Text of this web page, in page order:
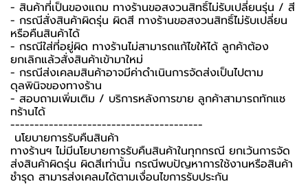
- สินค้าที่เป็นของแถม ทางร้านขอสงวนสิทธิ์ไม่รับเปลี่ยนรุ่น / สี
- กรณีสั่งสินค้าผิดรุ่น ผิดสี ทางร้านขอสงวนสิทธิ์ไม่รับเปลี่ยน
หรือคืนสินค้าได้
- กรณีใส่ที่อยู่ผิด ทางร้านไม่สามารถแก้ไขให้ได้ ลูกค้าต้อง
ยกเลิกแล้วสั่งสินค้าเข้ามาใหม่
- กรณีส่งเคลมสินค้าอาจมีค่าดำเนินการจัดส่งเป็นไปตาม
ดุลพินิจของทางร้าน
- สอบถามเพิ่มเติม / บริการหลังการขาย ลูกค้าสามารถทักแช
ทร้านได้
----------------------------------------
️ นโยบายการรับคืนสินค้า ️
ทางร้านฯ ไม่มีนโยบายการรับคืนสินค้าในทุกกรณี ยกเว้นการจัด
ส่งสินค้าผิดรุ่น ผิดสีเท่านั้น กรณีพบปัญหาการใช้งานหรือสินค้า
ชำรุด สามารส่งเคลมได้ตามเงื่อนไขการรับประกัน